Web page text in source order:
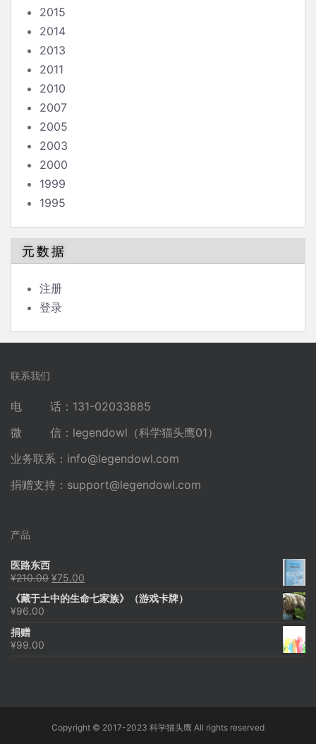
2015
2014
2013
2011
2010
2007
2005
2003
2000
1999
1995
元数据
注册
登录
联系我们
电 话：131-02033885
微 信：legendowl（科学猫头鹰01）
业务联系： info@legendowl.com
捐赠支持： support@legendowl.com
产品
医路东西
¥210.00 原
为：
¥75.00
价
《藏于土中的生命七家族》（游戏卡牌）
¥96.00
捐赠
¥99.00
Copyright © 2017-2023 科学猫头鹰 All rights reserved